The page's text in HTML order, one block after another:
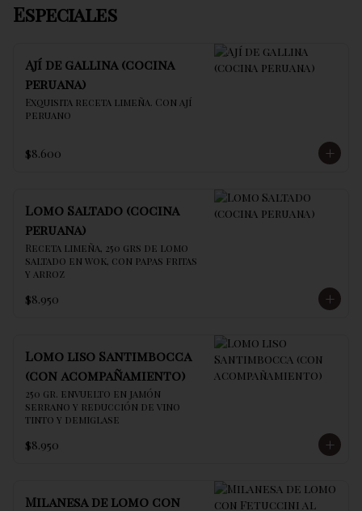
Especiales
Ají de gallina (cocina
peruana)
Exquisita receta limeña. Con ají
peruano
$8.600
Lomo Saltado (cocina
peruana)
Receta limeña, 250 grs de lomo
saltado en wok, con papas fritas
y arroz
$8.950
Lomo liso Santimbocca
(con acompañamiento)
250 gr. envuelto en jamón
serrano y reducción de vino
tinto y demiglase
$8.950
Milanesa de lomo con